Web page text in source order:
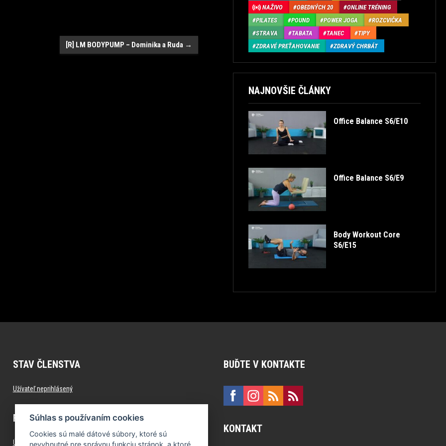
[R] LM BODYPUMP – Dominika a Ruda →
NAŽIVO
OBEDNÝCH 20
ONLINE TRÉNING
PILATES
POUND POWER JOGA
ROZCVIČKA
STRAVA
TABATA TANEC
TIPY
ZDRAVÉ PREŤAHOVANIE
ZDRAVÝ CHRBÁT
NAJNOVŠIE ČLÁNKY
Office Balance S6/E10
Office Balance S6/E9
Body Workout Core
S6/E15
STAV ČLENSTVA
Užívateľ neprihlásený
FITNESS.FORMFACTORY.SK
Úvod
BUĎTE V KONTAKTE
KONTAKT
Súhlas s používaním cookies
Cookies sú malé dátové súbory, ktoré sú
nevyhnutné pre správnu funkciu stránok, a ktoré